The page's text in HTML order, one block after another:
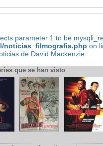
parameter 1 to be
noticias_filmografia.php on
de David Mackenzie
que se han visto